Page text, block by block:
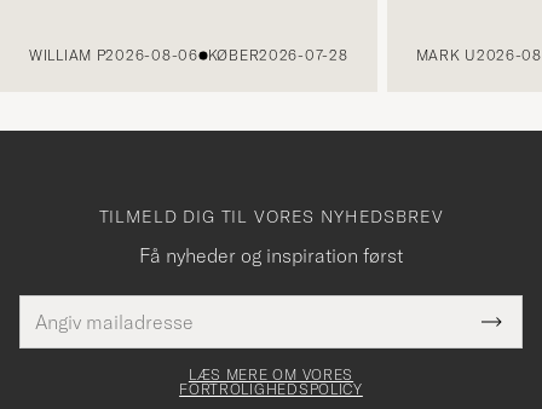
WILLIAM P2026-08-06 KØBER2026-07-28 MARK U2026-
TILMELD DIG TIL VORES NYHEDSBREV
Få nyheder og inspiration først
mailadresse
skal
Tack
för
LÆS MERE OM VORES
FORTROLIGHEDSPOLICY